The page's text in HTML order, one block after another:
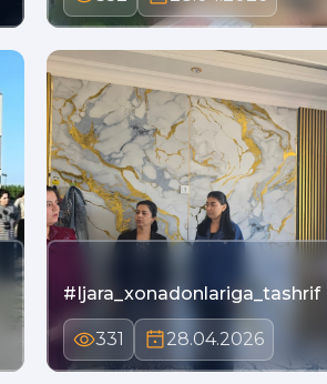
#Ijara_xonadonlariga_tashrif
331 28.04.2026